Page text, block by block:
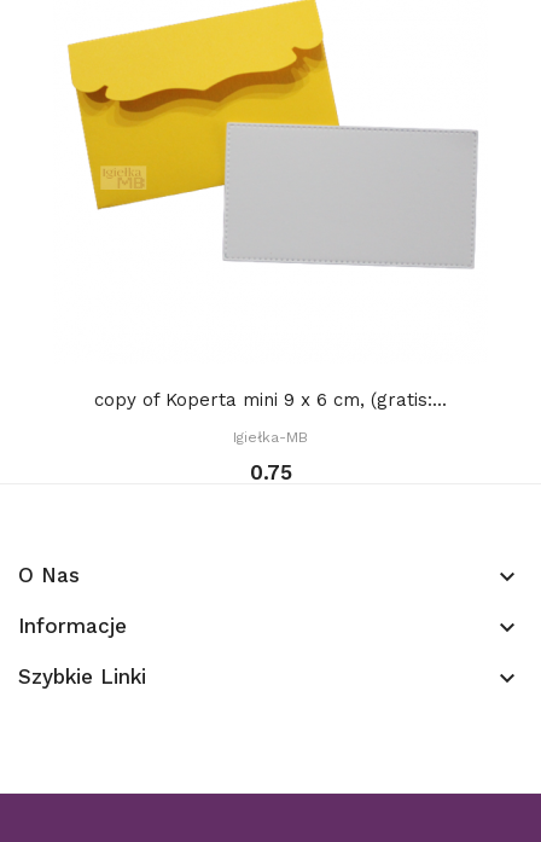
copy of Koperta mini 9 x 6 cm, (gratis:...
Igiełka-MB
0.75
O Nas keyboard_arrow_down
Informacje keyboard_arrow_down
Szybkie Linki keyboard_arrow_down